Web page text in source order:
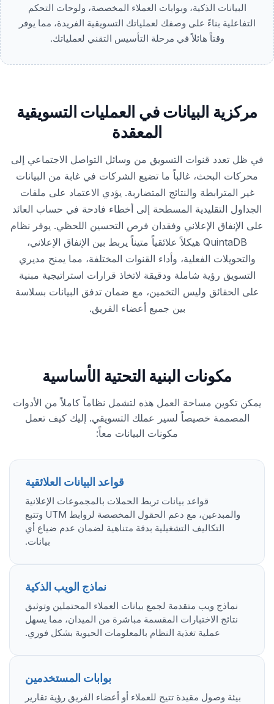
البيانات الذكية، وبوابات العملاء المخصصة، ولوحات التحكم
التفاعلية بناءً على وصفك لعملياتك التسويقية الفريدة، مما يوفر
وقتاً هائلاً في مرحلة التأسيس التقني لعملياتك.
مركزية البيانات في العمليات التسويقية
المعقدة
في ظل تعدد قنوات التسويق من وسائل التواصل الاجتماعي إلى
محركات البحث، غالباً ما تضيع الشركات في غابة من البيانات
غير المترابطة والنتائج المتضاربة. يؤدي الاعتماد على ملفات
الجداول التقليدية المسطحة إلى أخطاء فادحة في حساب العائد
على الإنفاق الإعلاني وفقدان فرص التحسين اللحظي. يوفر نظام
QuintaDB هيكلاً علائقياً متيناً يربط بين الإنفاق الإعلاني،
والتحويلات الفعلية، وأداء القنوات المختلفة، مما يمنح مديري
التسويق رؤية شاملة ودقيقة لاتخاذ قرارات استراتيجية مبنية
على الحقائق وليس التخمين، مع ضمان تدفق البيانات بسلاسة
بين جميع أعضاء الفريق.
مكونات البنية التحتية الأساسية
يمكن تكوين مساحة العمل هذه لتشمل نظاماً كاملاً من الأدوات
المصممة خصيصاً لسير عملك التسويقي. إليك كيف تعمل
مكونات البيانات معاً:
قواعد البيانات العلائقية
قواعد بيانات تربط الحملات بالمجموعات الإعلانية
والمبدعين، مع دعم الحقول المخصصة لروابط UTM وتتبع
التكاليف التشغيلية بدقة متناهية لضمان عدم ضياع أي
بيانات.
نماذج الويب الذكية
نماذج ويب متقدمة لجمع بيانات العملاء المحتملين وتوثيق
نتائج الاختبارات المقسمة مباشرة من الميدان، مما يسهل
عملية تغذية النظام بالمعلومات الحيوية بشكل فوري.
بوابات المستخدمين
بيئة وصول مقيدة تتيح للعملاء أو أعضاء الفريق رؤية تقارير